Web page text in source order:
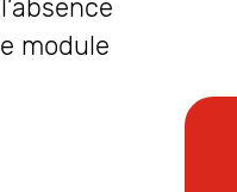
module